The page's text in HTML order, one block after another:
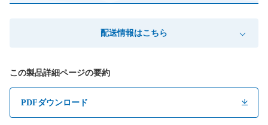
配送情報はこちら
この製品詳細ページの要約
PDFダウンロード